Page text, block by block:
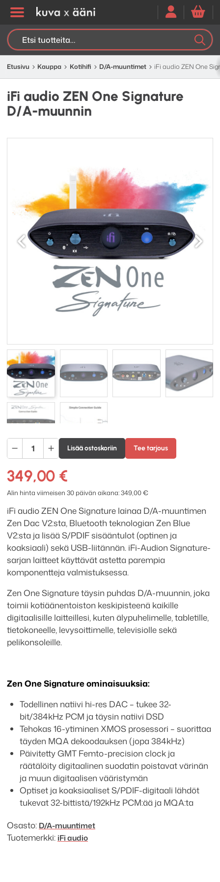
Etsi:
Etusivu Kauppa Kotihifi D/A-muuntimet iFi audio ZEN One
iFi audio ZEN One Signature
D/A-muunnin
Edellinen
audio
ZEN
One
Signature
D/A-
muunnin
määrä
Lisää ostoskoriin Tee tarjous
349,00 €
Alin hinta viimeisen 30 päivän aikana:349,00€
iFi audio ZEN One Signature lainaa D/A-muuntimen
Zen Dac V2:sta, Bluetooth teknologian Zen Blue
V2:sta ja lisää S/PDIF sisääntulot (optinen ja
koaksiaali) sekä USB-liitännän. iFi-Audion Signature-
sarjan laitteet käyttävät astetta parempia
komponentteja valmistuksessa.
Zen One Signaturetäysin puhdas D/A-muunnin, joka
toimii kotiäänentoiston keskipisteenä kaikille
digitaalisille laitteillesi, kuten älypuhelimelle, tabletille,
tietokoneelle, levysoittimelle, televisiolle sekä
pelikonsoleille.
Zen One Signature ominaisuuksia:
Todellinen natiivi hi-res DAC – tukee 32-
bit/384kHz PCM ja täysin natiivi DSD
Tehokas 16-ytiminen XMOS prosessori – suorittaa
täyden MQA dekoodauksen (jopa 384kHz)
Päivitetty GMT Femto-precision clock ja
räätälöity digitaalinen suodatin poistavat värinän
ja muun digitaalisen vääristymän
Optiset ja koaksiaaliset S/PDIF-digitaali lähdöt
tukevat 32-bittistä/192kHz PCM:ää ja MQA:ta
Osasto: D/A-muuntimet
Tuotemerkki: iFi audio